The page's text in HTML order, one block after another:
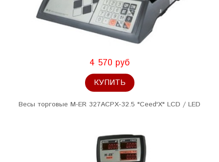
4 570 руб
КУПИТЬ
Весы торговые M-ER 327ACPX-32.5 "Ceed'X" LCD / LED